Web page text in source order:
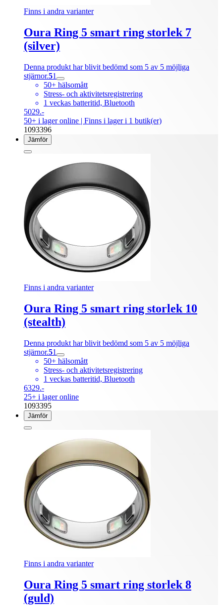
Finns i andra varianter
Oura Ring 5 smart ring storlek 7
(silver)
Denna produkt har blivit bedömd som 5 av 5 möjliga
stjärnor.51
50+ hälsomått
Stress- och aktivitetsregistrering
1 veckas batteritid, Bluetooth
5029.-
50+ i lager online | Finns i lager i 1 butik(er)
1093396
Jämför
Finns i andra varianter
Oura Ring 5 smart ring storlek 10
(stealth)
Denna produkt har blivit bedömd som 5 av 5 möjliga
stjärnor.51
50+ hälsomått
Stress- och aktivitetsregistrering
1 veckas batteritid, Bluetooth
6329.-
25+ i lager online
1093395
Jämför
Finns i andra varianter
Oura Ring 5 smart ring storlek 8
(guld)